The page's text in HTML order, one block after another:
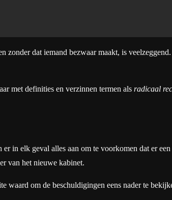
dat iemand bezwaar maakt, is
met definities en verzinnen termen als radicaal
in elk geval alles aan om te voorkomen dat er
van het nieuwe kabinet.
waard om de beschuldigingen eens nader te